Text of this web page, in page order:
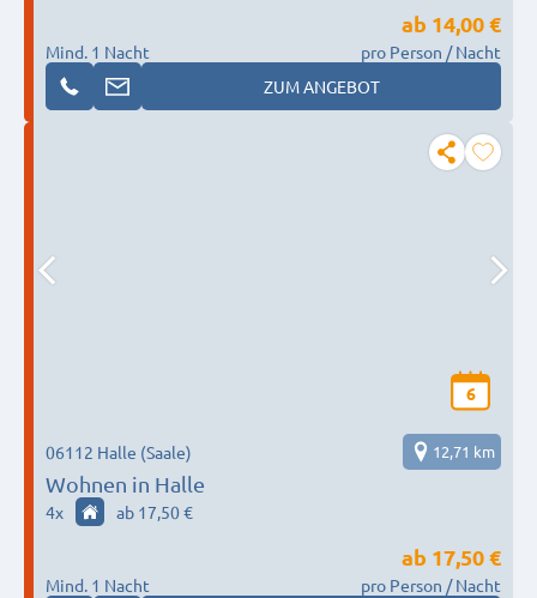
Mind. 1 Nacht
ab 14,00 €
pro Person / Nacht
ZUM ANGEBOT
6
Wohnen in Halle
06112 Halle (Saale) 12,71 km
4x ab 17,50 €
Mind. 1 Nacht
ab 17,50 €
pro Person / Nacht